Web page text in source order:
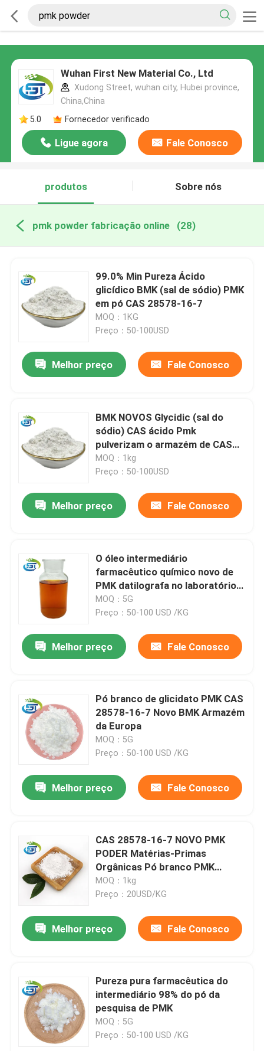
Wuhan First New Material Co., Ltd
Xudong Street, wuhan city, Hubei province,
China,China
5.0
Fornecedor verificado
Ligue agora Fale Conosco
produtos Sobre nós
pmk powder fabricação online (28)
99.0% Min Pureza Ácido
glicídico BMK (sal de sódio) PMK
em pó CAS 28578-16-7
MOQ：1KG
Preço：50-100USD
Melhor preço Fale Conosco
BMK NOVOS Glycidic (sal do
sódio) CAS ácido Pmk
pulverizam o armazém de CAS
28578-16-7 Europa
MOQ：1kg
Preço：50-100USD
Melhor preço Fale Conosco
O óleo intermediário
farmacêutico químico novo de
PMK datilografa no laboratório
Resarch
MOQ：5G
Preço：50-100 USD /KG
Melhor preço Fale Conosco
Pó branco de glicidato PMK CAS
28578-16-7 Novo BMK Armazém
da Europa
MOQ：5G
Preço：50-100 USD /KG
Melhor preço Fale Conosco
CAS 28578-16-7 NOVO PMK
PODER Matérias-Primas
Orgânicas Pó branco PMK
Glicerato de etilo de alta
qualidade
MOQ：1kg
Preço：20USD/KG
Melhor preço Fale Conosco
Pureza pura farmacêutica do
intermediário 98% do pó da
pesquisa de PMK
MOQ：5G
Preço：50-100 USD /KG